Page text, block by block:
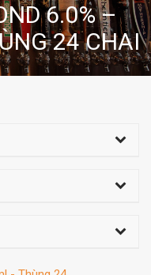
6.0% –
24 CHAI